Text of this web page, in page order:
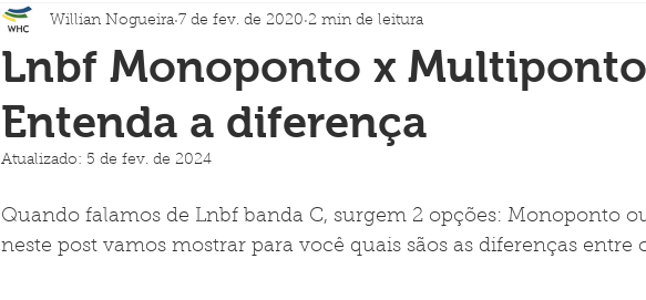
Lnbf Monoponto x
Entenda a diferença
Willian Nogueira 7 de fev. de 2020 2 min de leitura
Atualizado: 5 de fev. de 2024
Quando falamos de Lnbf banda C, surgem 2 opções: Monoponto
neste post vamos mostrar para você quais sãos as diferenças entre